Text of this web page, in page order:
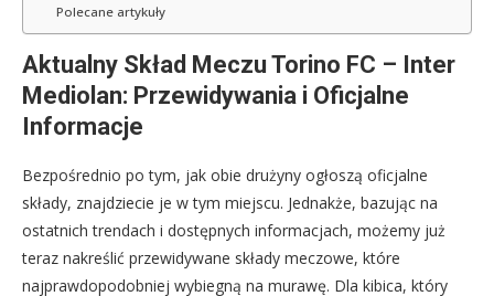
Polecane artykuły
Aktualny Skład Meczu Torino FC – Inter
Mediolan: Przewidywania i Oficjalne
Informacje
Bezpośrednio po tym, jak obie drużyny ogłoszą oficjalne
składy, znajdziecie je w tym miejscu. Jednakże, bazując na
ostatnich trendach i dostępnych informacjach, możemy już
teraz nakreślić przewidywane składy meczowe, które
najprawdopodobniej wybiegną na murawę. Dla kibica, który